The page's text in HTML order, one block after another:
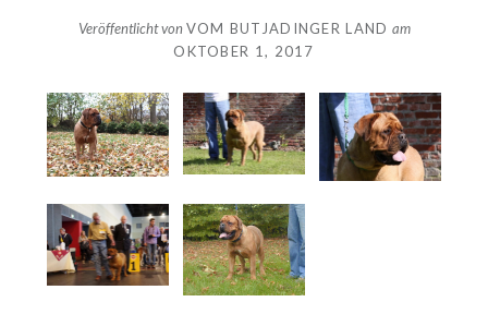
Veröffentlicht vonVOM BUTJADINGER LAND am
OKTOBER 1, 2017